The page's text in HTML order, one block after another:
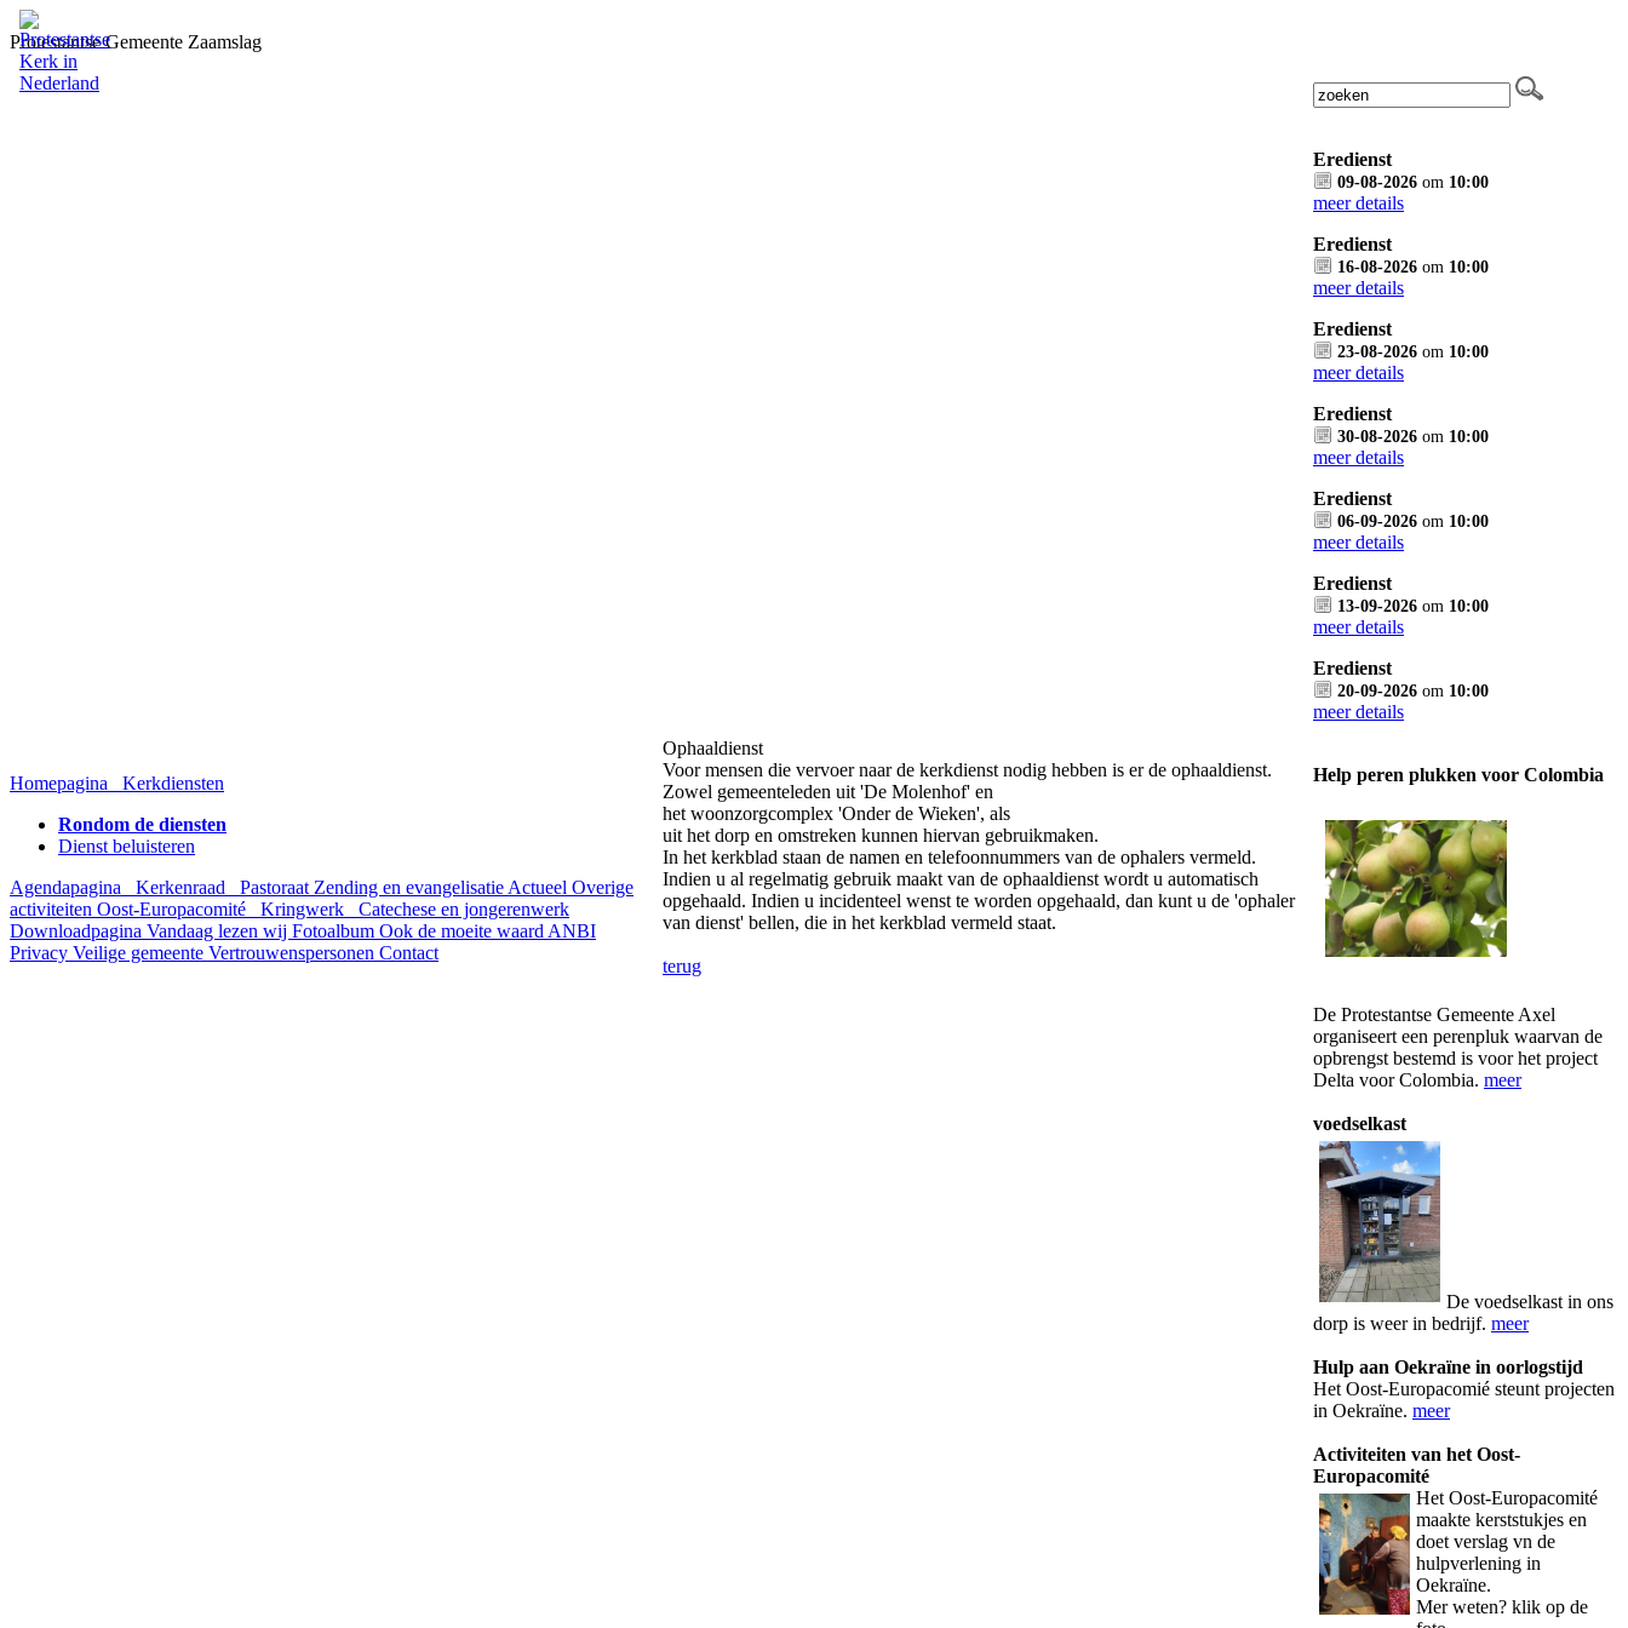
Protestantse Gemeente Zaamslag
Homepagina
Kerkdiensten
Rondom de diensten
Dienst beluisteren
Agendapagina
Kerkenraad Pastoraat Zending en evangelisatie Actueel Overige
activiteiten Oost-Europacomité Kringwerk
Catechese en jongerenwerk
Downloadpagina Vandaag lezen wij Fotoalbum Ook de moeite waard ANBI
Privacy Veilige gemeente Vertrouwenspersonen Contact
Ophaaldienst
Voor mensen die vervoer naar de kerkdienst nodig hebben is er de ophaaldienst.
Zowel gemeenteleden uit 'De Molenhof' en
het woonzorgcomplex 'Onder de Wieken', als
uit het dorp en omstreken kunnen hiervan gebruikmaken.
In het kerkblad staan de namen en telefoonnummers van de ophalers vermeld.
Indien u al regelmatig gebruik maakt van de ophaaldienst wordt u automatisch
opgehaald. Indien u incidenteel wenst te worden opgehaald, dan kunt u de 'ophaler
van dienst' bellen, die in het kerkblad vermeld staat.
terug
Eredienst
09-08-2026 om 10:00
meer details
Eredienst
16-08-2026 om 10:00
meer details
Eredienst
23-08-2026 om 10:00
meer details
Eredienst
30-08-2026 om 10:00
meer details
Eredienst
06-09-2026 om 10:00
meer details
Eredienst
13-09-2026 om 10:00
meer details
Eredienst
20-09-2026 om 10:00
meer details
Help peren plukken voor Colombia
De Protestantse Gemeente Axel
organiseert een perenpluk waarvan de
opbrengst bestemd is voor het project
Delta voor Colombia. meer
voedselkast
De voedselkast in ons
dorp is weer in bedrijf. meer
Hulp aan Oekraïne in oorlogstijd
Het Oost-Europacomié steunt projecten
in Oekraïne. meer
Activiteiten van het Oost-
Europacomité
Het Oost-Europacomité
maakte kerststukjes en
doet verslag vn de
hulpverlening in
Oekraïne.
Mer weten? klik op de